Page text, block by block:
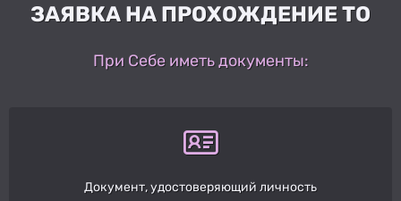
ЗАЯВКА НА ПРОХОЖДЕНИЕ ТО
При Себе иметь документы:
Документ, удостоверяющий личность